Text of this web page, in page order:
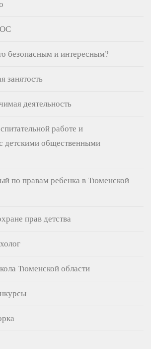
безопасным и интересным?
занятость
деятельность
работе и
детскими общественными
по правам ребенка в Тюменской
прав детства
Тюменской области